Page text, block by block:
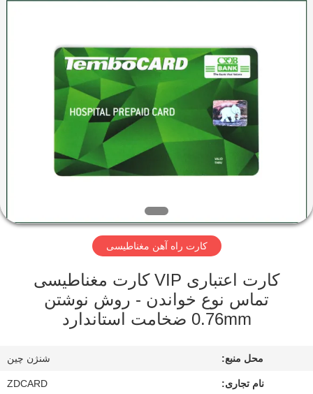
محصولات
تور
کنترل
Shenzhen
کارت راه آهن مغناطیسی
کارت اعتباری VIP کارت مغناطیسی
تماس نوع خواندن - روش نوشتن
0.76mm ضخامت استاندارد
محل منبع: شنژن چین
نام تجاری: ZDCARD